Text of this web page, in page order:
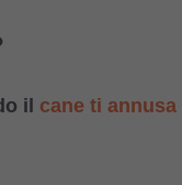
il cane ti annusa